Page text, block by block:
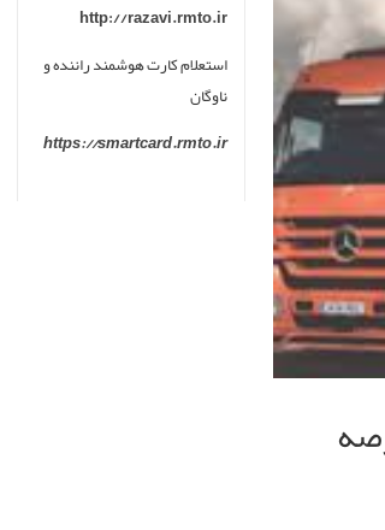
http://razavi.rmto.ir
استعلام کارت هوشمند راننده و
ناوگان
https://smartcard.rmto.ir